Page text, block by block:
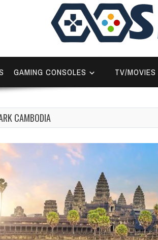
GAMING CONSOLES TV/MOVIES
CAMBODIA